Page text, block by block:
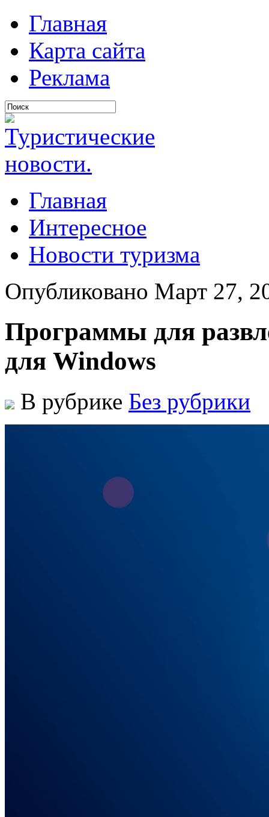
Главная
Карта сайта
Реклама
Главная
Интересное
Новости туризма
Опубликовано Март 27,
Программы для
для Windows
В рубрике Без рубрики